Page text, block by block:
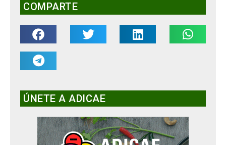
COMPARTE
ÚNETE A ADICAE